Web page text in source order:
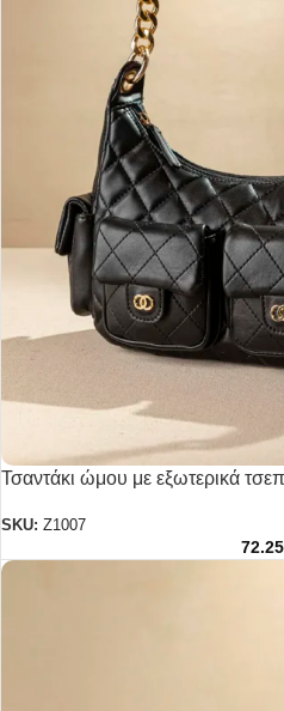
Τσαντάκι ώμου με εξωτερικά
SKU: Z1007
72.25